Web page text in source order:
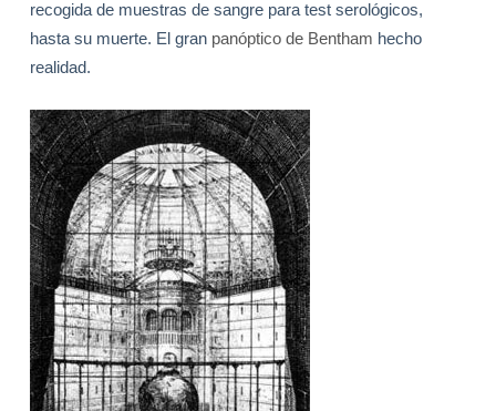
recogida de muestras de sangre para test serológicos,
hasta su muerte. El gran panóptico de Bentham hecho
realidad.